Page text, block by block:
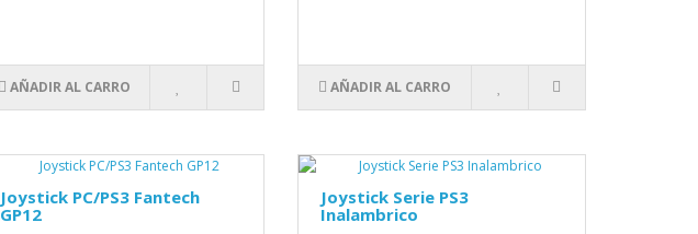
AÑADIR AL CARRO AÑADIR AL CARRO
Joystick PC/PS3 Fantech
GP12
Joystick Serie PS3
Inalambrico